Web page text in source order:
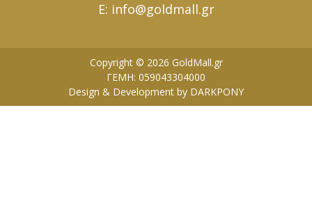
E: info@goldmall.gr
Copyright © 2026 GoldMall.gr
ΓΕΜΗ: 059043304000
Design & Development by DARKPONY